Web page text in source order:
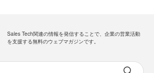
Sales Tech関連の情報を発信することで、企業の営業活動
を支援する無料のウェブマガジンです。